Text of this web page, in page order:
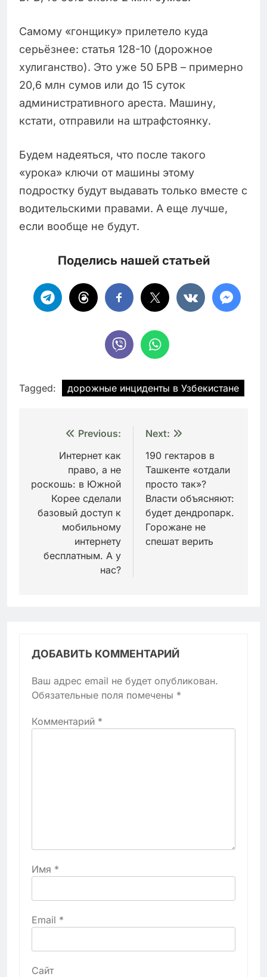
Самому «гонщику» прилетело куда
серьёзнее: статья 128-10 (дорожное
хулиганство). Это уже 50 БРВ – примерно
20,6 млн сумов или до 15 суток
административного ареста. Машину,
кстати, отправили на штрафстоянку.
Будем надеяться, что после такого
«урока» ключи от машины этому
подростку будут выдавать только вместе с
водительскими правами. А еще лучше,
если вообще не будут.
Поделись нашей статьей
Tagged: дорожные инциденты в Узбекистане
Навигация
записям
Previous:
Интернет как
право, а не
роскошь: в Южной
Корее сделали
базовый доступ к
мобильному
интернету
бесплатным. А у
нас?
Next:
190 гектаров в
Ташкенте «отдали
просто так»?
Власти объясняют:
будет дендропарк.
Горожане не
спешат верить
ДОБАВИТЬ КОММЕНТАРИЙ
Ваш адрес email не будет опубликован.
Обязательные поля помечены *
Комментарий *
Имя *
Email *
Сайт